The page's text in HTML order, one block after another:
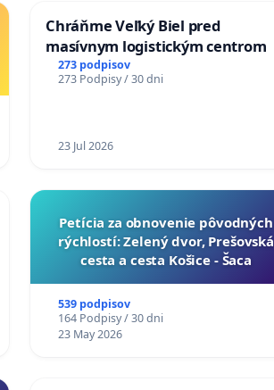
Chráňme Veľký Biel pred
masívnym logistickým centrom
273 podpisov
273 Podpisy / 30 dni
23 Jul 2026
​Petícia za obnovenie pôvodných
rýchlostí: Zelený dvor, Prešovská
cesta a cesta Košice - Šaca
539 podpisov
164 Podpisy / 30 dni
23 May 2026